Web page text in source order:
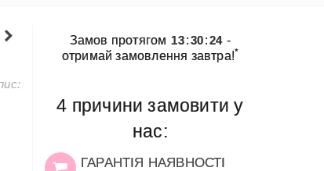
Замов протягом 13:30:24 -
отримай замовлення завтра!*
4 причини замовити у
нас:
ГАРАНТІЯ НАЯВНОСТІ